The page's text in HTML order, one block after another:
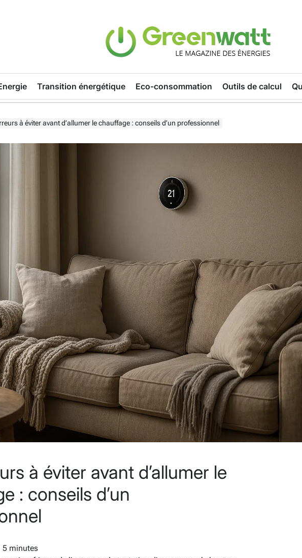
Transition énergétique Eco-consommation Outils de calcul
à éviter avant d’allumer le chauffage : conseils d’un professionnel
à éviter avant d’allumer le
: conseils d’un
5 minutes